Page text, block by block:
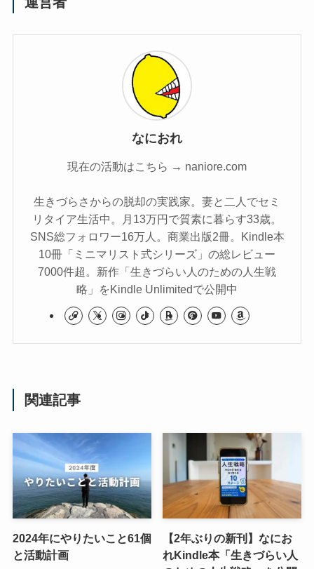
なにおれ
現在の活動はこちら → naniore.com
生きづらさからの脱却の実践家。妻と二人でセミ
リタイア生活中。月13万円で質素に暮らす33歳。
SNS総フォロワー16万人。商業出版2冊。Kindle本
10冊「ミニマリスト式シリーズ」の総レビュー
7000件超。新作「生きづらい人のための人生戦
略」をKindle Unlimitedで公開中
関連記事
2024年にやりたいこと61個
と活動計画
【2年ぶりの新刊】なにお
れKindle本「生きづらい人